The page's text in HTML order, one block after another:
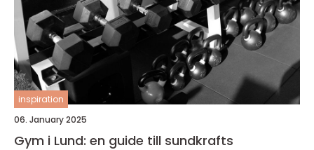
inspiration
06. January 2025
Gym i Lund: en guide till sundkrafts